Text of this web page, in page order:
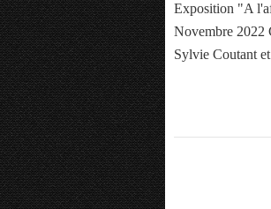
Exposition "A
Novembre 2022
Sylvie Coutant